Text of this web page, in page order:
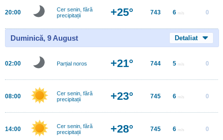
20:00
Cer senin, fără
precipitații
+25° 743 6 m/s 0
Duminică, 9 August Detaliat
02:00 Parțial noros +21° 744 5 m/s 0
08:00
Cer senin, fără
precipitații
+23° 745 6 m/s 0
14:00
Cer senin, fără
precipitații
+28° 745 6 m/s 0